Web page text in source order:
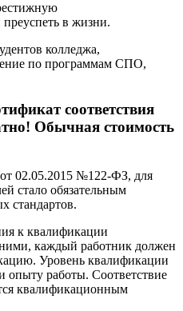
в жизни.
колледжа,
по программам СПО,
соответствия
Обычная стоимость
02.05.2015 №122-ФЗ, для
стало обязательным
стандартов.
к квалификации
каждый работник должен
Уровень квалификации
опыту работы. Соответствие
квалификационным